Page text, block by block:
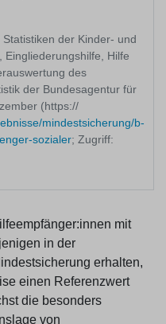
der Kinder- und
Eingliederungshilfe, Hilfe
des
der Bundesagentur für
(https://
mindestsicherung/b-
sozialer; Zugriff:
mit
in der
erhalten,
einen Referenzwert
die besonders
von